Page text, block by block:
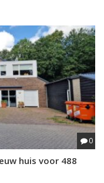
0
huis voor 488